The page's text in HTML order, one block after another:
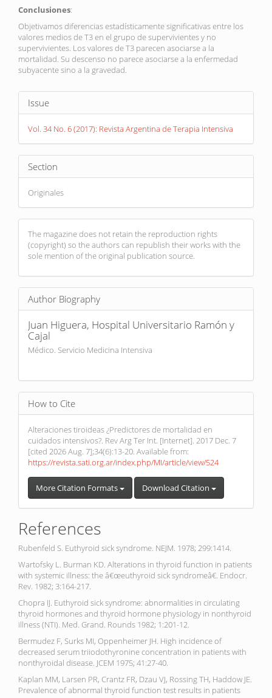
Conclusiones:
Objetivamos diferencias estadísticamente significativas entre los
valores medios de T3 en el grupo de supervivientes y no
supervivientes. Los valores de T3 parecen asociarse a la
mortalidad. Su descenso no parece asociarse a la enfermedad
subyacente sino a la gravedad.
Article
Details
Issue
Vol. 34 No. 6 (2017): Revista Argentina de Terapia Intensiva
Section
Originales
The magazine does not retain the reproduction rights
(copyright) so the authors can republish their works with the
sole mention of the original publication source.
Author Biography
Juan Higuera, Hospital Universitario Ramón y
Cajal
Médico. Servicio Medicina Intensiva
How to Cite
Alteraciones tiroideas ¿Predictores de mortalidad en
cuidados intensivos?. Rev Arg Ter Int. [Internet]. 2017 Dec. 7
[cited 2026 Aug. 7];34(6):13-20. Available from:
https://revista.sati.org.ar/index.php/MI/article/view/524
More Citation Formats Download Citation
References
Rubenfeld S. Euthyroid sick syndrome. NEJM. 1978; 299:1414.
Wartofsky L. Burman KD. Alterations in thyroid function in patients
with systemic illness: the â€œeuthyroid sick syndromeâ€. Endocr.
Rev. 1982; 3:164-217.
Chopra IJ. Euthyroid sick syndrome: abnormalities in circulating
thyroid hormones and thyroid hormone physiology in nonthyroid
illness (NTI). Med. Grand. Rounds 1982; 1:201-12.
Bermudez F, Surks MI, Oppenheimer JH. High incidence of
decreased serum triiodothyronine concentration in patients with
nonthyroidal disease. JCEM 1975; 41:27-40.
Kaplan MM, Larsen PR, Crantz FR, Dzau VJ, Rossing TH, Haddow JE.
Prevalence of abnormal thyroid function test results in patients